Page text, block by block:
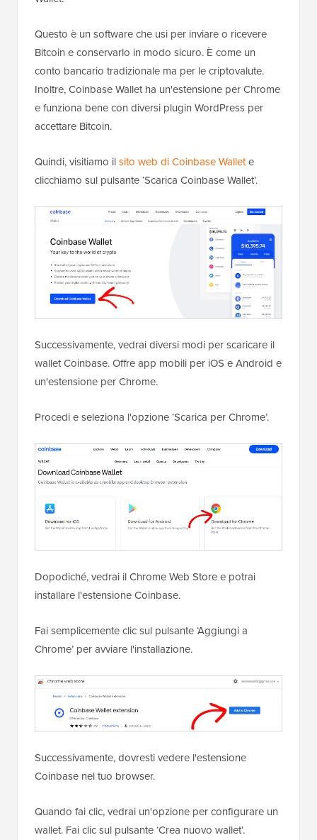
Questo è un software che usi per inviare o ricevere
Bitcoin e conservarlo in modo sicuro. È come un
conto bancario tradizionale ma per le criptovalute.
Inoltre, Coinbase Wallet ha un'estensione per Chrome
e funziona bene con diversi plugin WordPress per
accettare Bitcoin.
Quindi, visitiamo ilsito web di Coinbase Wallete
clicchiamo sul pulsante ‘Scarica Coinbase Wallet’.
Successivamente, vedrai diversi modi per scaricare il
wallet Coinbase. Offre app mobili per iOS e Android e
un'estensione per Chrome.
Procedi e seleziona l'opzione ‘Scarica per Chrome’.
Dopodiché, vedrai il Chrome Web Store e potrai
installare l'estensione Coinbase.
Fai semplicemente clic sul pulsante ‘Aggiungi a
Chrome’ per avviare l'installazione.
Successivamente, dovresti vedere l'estensione
Coinbase nel tuo browser.
Quando fai clic, vedrai un'opzione per configurare un
wallet. Fai clic sul pulsante ‘Crea nuovo wallet’.